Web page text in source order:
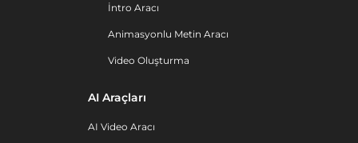
İntro Aracı
Animasyonlu Metin Aracı
Video Oluşturma
AI Araçları
AI Video Aracı